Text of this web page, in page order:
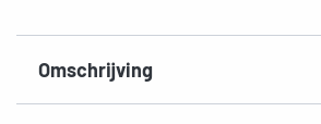
Omschrijving